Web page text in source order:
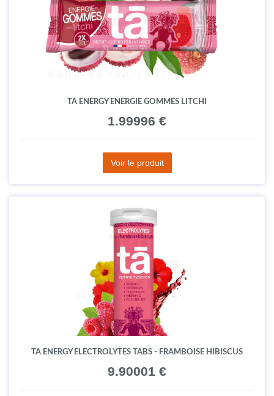
TA ENERGY ENERGIE GOMMES LITCHI
1.99996 €
Voir le produit
TA ENERGY ELECTROLYTES TABS - FRAMBOISE HIBISCUS
9.90001 €